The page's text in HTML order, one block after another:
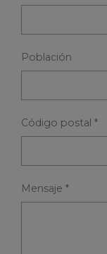
Población
Código postal *
Mensaje *